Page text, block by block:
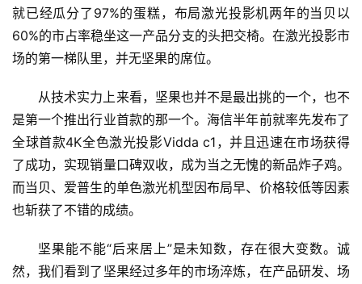
就已经瓜分了97%的蛋糕，布局激光投影机两年的当贝以
60%的市占率稳坐这一产品分支的头把交椅。在激光投影市
场的第一梯队里，并无坚果的席位。
从技术实力上来看，坚果也并不是最出挑的一个，也不
是第一个推出行业首款的那一个。海信半年前就率先发布了
全球首款4K全色激光投影Vidda c1，并且迅速在市场获得
了成功，实现销量口碑双收，成为当之无愧的新品炸子鸡。
而当贝、爱普生的单色激光机型因布局早、价格较低等因素
也斩获了不错的成绩。
坚果能不能“后来居上”是未知数，存在很大变数。诚
然，我们看到了坚果经过多年的市场淬炼，在产品研发、场